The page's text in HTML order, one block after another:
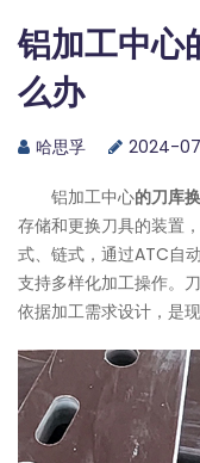
铝加工中心
么办
哈思孚 2024-
铝加工中心的刀库
存储和更换刀具的装置
式、链式，通过ATC自
支持多样化加工操作。
依据加工需求设计，是